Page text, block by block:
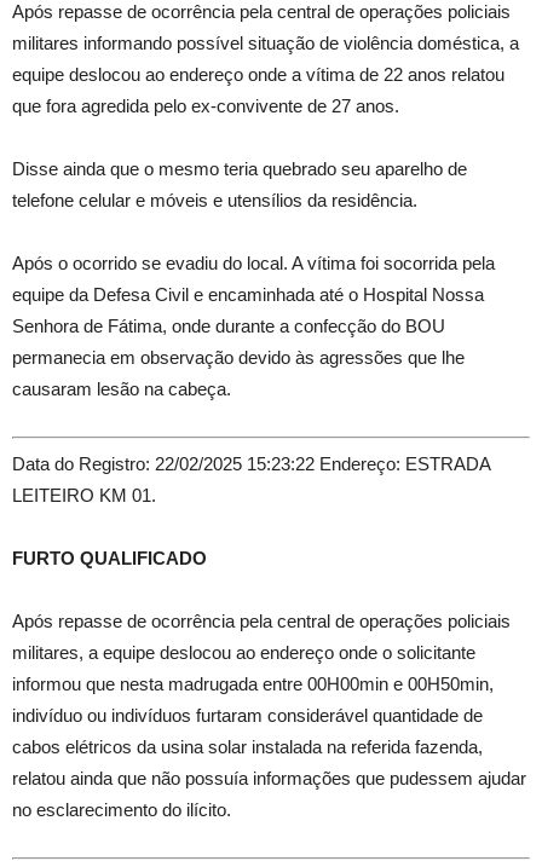
Após repasse de ocorrência pela central de operações policiais
militares informando possível situação de violência doméstica, a
equipe deslocou ao endereço onde a vítima de 22 anos relatou
que fora agredida pelo ex-convivente de 27 anos.
Disse ainda que o mesmo teria quebrado seu aparelho de
telefone celular e móveis e utensílios da residência.
Após o ocorrido se evadiu do local. A vítima foi socorrida pela
equipe da Defesa Civil e encaminhada até o Hospital Nossa
Senhora de Fátima, onde durante a confecção do BOU
permanecia em observação devido às agressões que lhe
causaram lesão na cabeça.
Data do Registro: 22/02/2025 15:23:22 Endereço: ESTRADA
LEITEIRO KM 01.
FURTO QUALIFICADO
Após repasse de ocorrência pela central de operações policiais
militares, a equipe deslocou ao endereço onde o solicitante
informou que nesta madrugada entre 00H00min e 00H50min,
indivíduo ou indivíduos furtaram considerável quantidade de
cabos elétricos da usina solar instalada na referida fazenda,
relatou ainda que não possuía informações que pudessem ajudar
no esclarecimento do ilícito.